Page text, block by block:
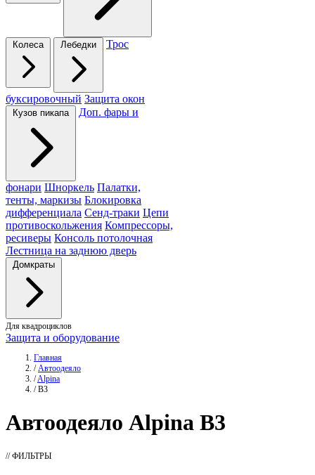
Колеса Лебедки Трос
буксировочный Защита окон
Кузов пикапа Доп. фары и
фонари Шноркель Палатки,
тенты, маркизы Блокировка
дифференциала Сенд-траки Цепи
противоскольжения Компрессоры,
ресиверы Консоль потолочная
Лестница на заднюю дверь
Домкраты
Для квадроциклов
Защита и оборудование
Главная
/ Автоодеяло
/Alpina
/ B3
Автоодеяло Alpina B3
// ФИЛЬТРЫ